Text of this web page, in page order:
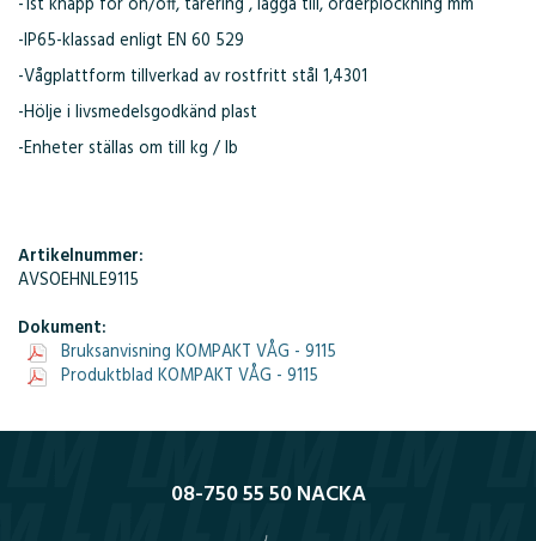
-1st knapp för on/off, tarering , lägga till, orderplockning mm
-IP65-klassad enligt EN 60 529
-Vågplattform tillverkad av rostfritt stål 1,4301
-Hölje i livsmedelsgodkänd plast
-Enheter ställas om till kg / lb
Artikelnummer:
AVSOEHNLE9115
Dokument:
Bruksanvisning KOMPAKT VÅG - 9115
Produktblad KOMPAKT VÅG - 9115
08-750 55 50 NACKA